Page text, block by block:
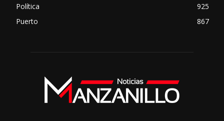
Política
925
Puerto
867